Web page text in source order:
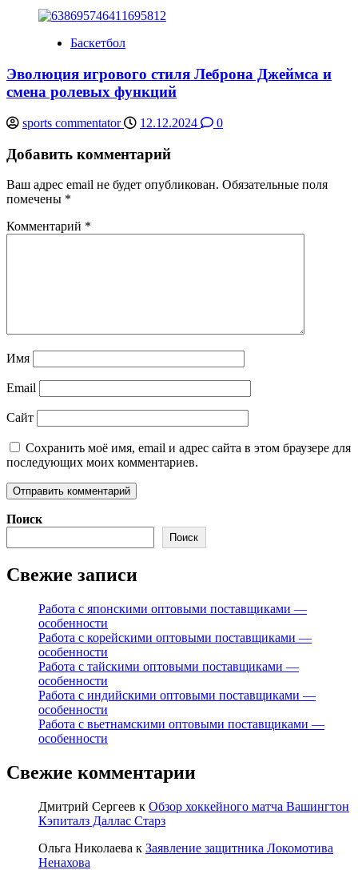
Баскетбол
Эволюция игрового стиля Леброна Джеймса и
смена ролевых функций
sports commentator 12.12.2024 0
Добавить комментарий
Ваш адрес email не будет опубликован. Обязательные поля
помечены *
Комментарий *
Имя
Email
Сайт
Сохранить моё имя, email и адрес сайта в этом браузере для
последующих моих комментариев.
Поиск
Поиск
Свежие записи
Работа с японскими оптовыми поставщиками —
особенности
Работа с корейскими оптовыми поставщиками —
особенности
Работа с тайскими оптовыми поставщиками —
особенности
Работа с индийскими оптовыми поставщиками —
особенности
Работа с вьетнамскими оптовыми поставщиками —
особенности
Свежие комментарии
Дмитрий Сергеев к Обзор хоккейного матча Вашингтон
Кэпиталз Даллас Старз
Ольга Николаева к Заявление защитника Локомотива
Ненахова